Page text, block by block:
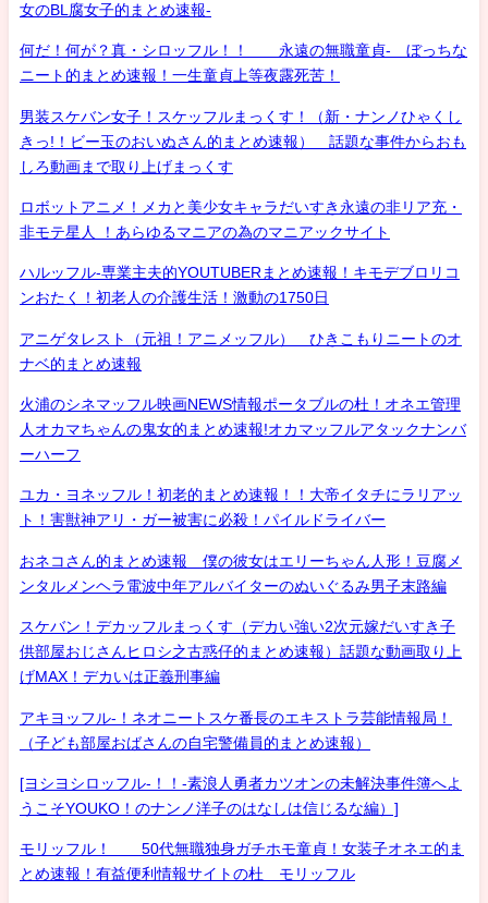
女のBL腐女子的まとめ速報-
何だ！何が？真・シロッフル！！ 永遠の無職童貞- ぼっちな
ニート的まとめ速報！一生童貞上等夜露死苦！
男装スケバン女子！スケッフルまっくす！（新・ナンノひゃくし
きっ!！ビー玉のおいぬさん的まとめ速報） 話題な事件からおも
しろ動画まで取り上げまっくす
ロボットアニメ！メカと美少女キャラだいすき永遠の非リア充・
非モテ星人 ！あらゆるマニアの為のマニアックサイト
ハルッフル-専業主夫的YOUTUBERまとめ速報！キモデブロリコ
ンおたく！初老人の介護生活！激動の1750日
アニゲタレスト（元祖！アニメッフル） ひきこもりニートのオ
ナベ的まとめ速報
火浦のシネマッフル映画NEWS情報ポータブルの杜！オネエ管理
人オカマちゃんの鬼女的まとめ速報!オカマッフルアタックナンバ
ーハーフ
ユカ・ヨネッフル！初老的まとめ速報！！大帝イタチにラリアッ
ト！害獣神アリ・ガー被害に必殺！パイルドライバー
おネコさん的まとめ速報 僕の彼女はエリーちゃん人形！豆腐メ
ンタルメンヘラ電波中年アルバイターのぬいぐるみ男子末路編
スケバン！デカッフルまっくす（デカい強い2次元嫁だいすき子
供部屋おじさんヒロシ之古惑仔的まとめ速報）話題な動画取り上
げMAX！デカいは正義刑事編
アキヨッフル-！ネオニートスケ番長のエキストラ芸能情報局！
（子ども部屋おばさんの自宅警備員的まとめ速報）
[ヨシヨシロッフル-！！-素浪人勇者カツオンの未解決事件簿へよ
うこそYOUKO！のナンノ洋子のはなしは信じるな編）]
モリッフル！ 50代無職独身ガチホモ童貞！女装子オネエ的ま
とめ速報！有益便利情報サイトの杜 モリッフル